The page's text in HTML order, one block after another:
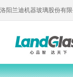
洛阳兰迪机器玻璃股份有